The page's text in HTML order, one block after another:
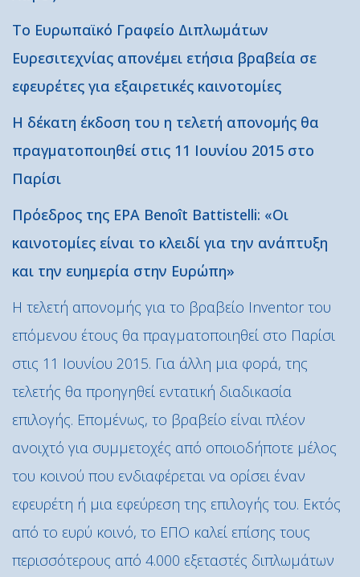
Το Ευρωπαϊκό Γραφείο Διπλωμάτων
Ευρεσιτεχνίας απονέμει ετήσια βραβεία σε
εφευρέτες για εξαιρετικές καινοτομίες
Η δέκατη έκδοση του η τελετή απονομής θα
πραγματοποιηθεί στις 11 Ιουνίου 2015 στο
Παρίσι
Πρόεδρος της EPA Benoît Battistelli: «Οι
καινοτομίες είναι το κλειδί για την ανάπτυξη
και την ευημερία στην Ευρώπη»
Η τελετή απονομής για το βραβείο Inventor του
επόμενου έτους θα πραγματοποιηθεί στο Παρίσι
στις 11 Ιουνίου 2015. Για άλλη μια φορά, της
τελετής θα προηγηθεί εντατική διαδικασία
επιλογής. Επομένως, το βραβείο είναι πλέον
ανοιχτό για συμμετοχές από οποιοδήποτε μέλος
του κοινού που ενδιαφέρεται να ορίσει έναν
εφευρέτη ή μια εφεύρεση της επιλογής του. Εκτός
από το ευρύ κοινό, το ΕΠΟ καλεί επίσης τους
περισσότερους από 4.000 εξεταστές διπλωμάτων